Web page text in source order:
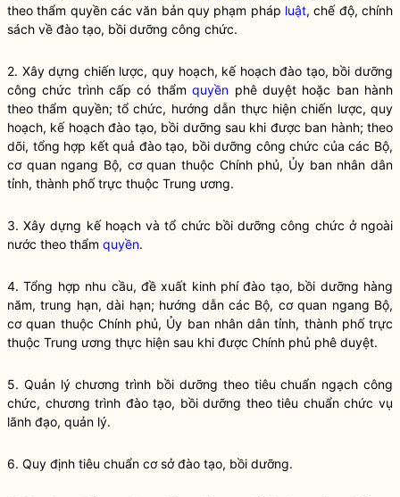
theo thẩm quyềncác văn bản quy phạm pháp luật, chế độ, chính
sách về đào tạo, bồi dưỡng công chức.
2. Xây dựng chiến lược, quy hoạch, kế hoạchđào tạo, bồi dưỡng
công chức trình cấp có thẩmquyền phê duyệt hoặc ban hành
theo thẩm quyền; tổ chức, hướng dẫn thực hiện chiến lược, quy
hoạch, kế hoạchđào tạo, bồi dưỡng sau khi được ban hành; theo
dõi, tổng hợp kết quả đào tạo, bồi dưỡng công chức của các Bộ,
cơ quan ngang Bộ, cơ quan thuộc Chính phủ, Ủy ban nhân dân
tỉnh, thành phố trực thuộc Trung ương.
3. Xây dựng kế hoạch và tổ chức bồi dưỡng công chức ở ngoài
nước theo thẩm quyền.
4. Tổng hợp nhu cầu, đề xuất kinh phíđào tạo, bồi dưỡng hàng
năm, trung hạn, dài hạn; hướng dẫn các Bộ, cơ quan ngang Bộ,
cơ quan thuộc Chính phủ, Ủy ban nhân dân tỉnh, thành phố trực
thuộc Trung ương thực hiện sau khi được Chính phủ phê duyệt.
5. Quản lý chương trình bồi dưỡng theo tiêu chuẩn ngạch công
chức, chương trình đào tạo, bồi dưỡng theo tiêu chuẩn chức vụ
lãnh đạo, quản lý.
6. Quy định tiêu chuẩn cơ sởđào tạo, bồi dưỡng.